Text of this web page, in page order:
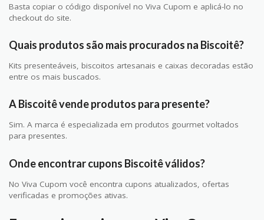
Basta copiar o código disponível no Viva Cupom e aplicá-lo no
checkout do site.
Quais produtos são mais procurados na Biscoitê?
Kits presenteáveis, biscoitos artesanais e caixas decoradas estão
entre os mais buscados.
A Biscoitê vende produtos para presente?
Sim. A marca é especializada em produtos gourmet voltados
para presentes.
Onde encontrar cupons Biscoitê válidos?
No Viva Cupom você encontra cupons atualizados, ofertas
verificadas e promoções ativas.